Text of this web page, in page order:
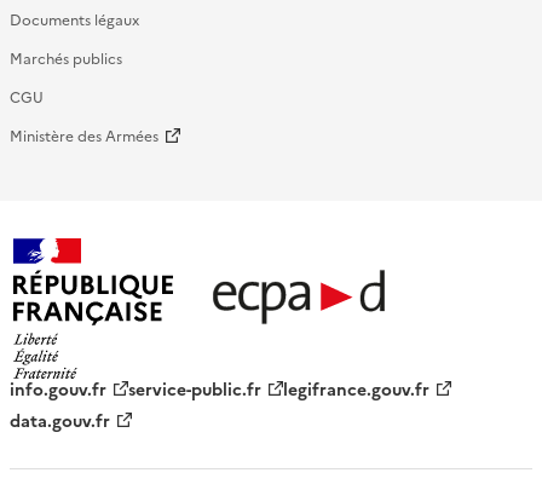
Documents légaux
Marchés publics
CGU
Ministère des Armées
française - ECPAD
info.gouv.fr service-public.fr
legifrance.gouv.fr
data.gouv.fr